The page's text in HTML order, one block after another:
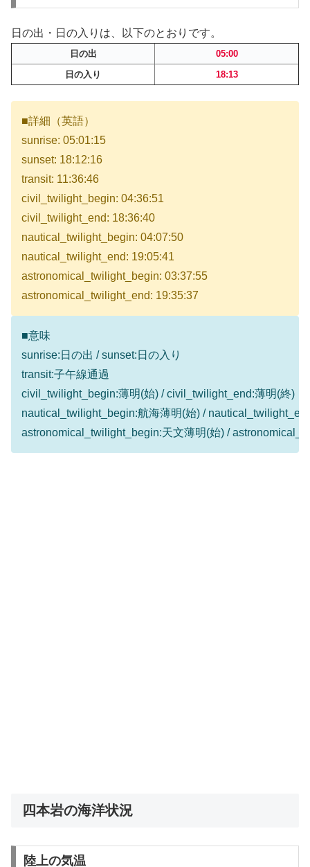
日の出・日の入りは、以下のとおりです。
日の出
05:00
日の入り
18:13
■詳細（英語）
sunrise: 05:01:15
sunset: 18:12:16
transit: 11:36:46
civil_twilight_begin: 04:36:51
civil_twilight_end: 18:36:40
nautical_twilight_begin: 04:07:50
nautical_twilight_end: 19:05:41
astronomical_twilight_begin: 03:37:55
astronomical_twilight_end: 19:35:37
■意味
sunrise:日の出 / sunset:日の入り
transit:子午線通過
civil_twilight_begin:薄明(始) / civil_twilight_end:薄明(終)
nautical_twilight_begin:航海薄明(始) /
astronomical_twilight_begin:天文薄明(始) /
四本岩の海洋状況
陸上の気温